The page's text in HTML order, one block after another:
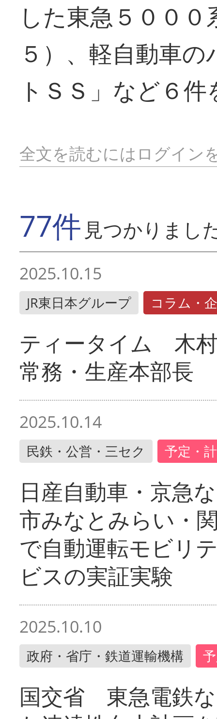
した東急５００
５）、軽自動車
トＳＳ」など６
全文を読むにはログイン
77件 見つかりまし
2025.10.15
JR東日本グループ コラム・
ティータイム 木
常務・生産本部長
2025.10.14
民鉄・公営・三セク 予定・
日産自動車・京急
市みなとみらい・
で自動運転モビリ
ビスの実証実験
2025.10.10
政府・省庁・鉄道運輸機構
国交省 東急電鉄